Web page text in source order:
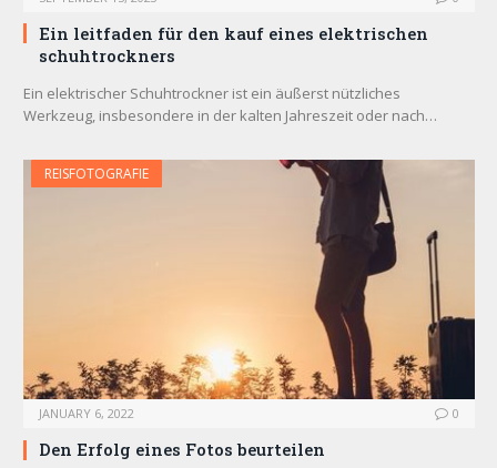
Ein leitfaden für den kauf eines elektrischen
schuhtrockners
Ein elektrischer Schuhtrockner ist ein äußerst nützliches
Werkzeug, insbesondere in der kalten Jahreszeit oder nach…
REISFOTOGRAFIE
JANUARY 6, 2022 0
Den Erfolg eines Fotos beurteilen